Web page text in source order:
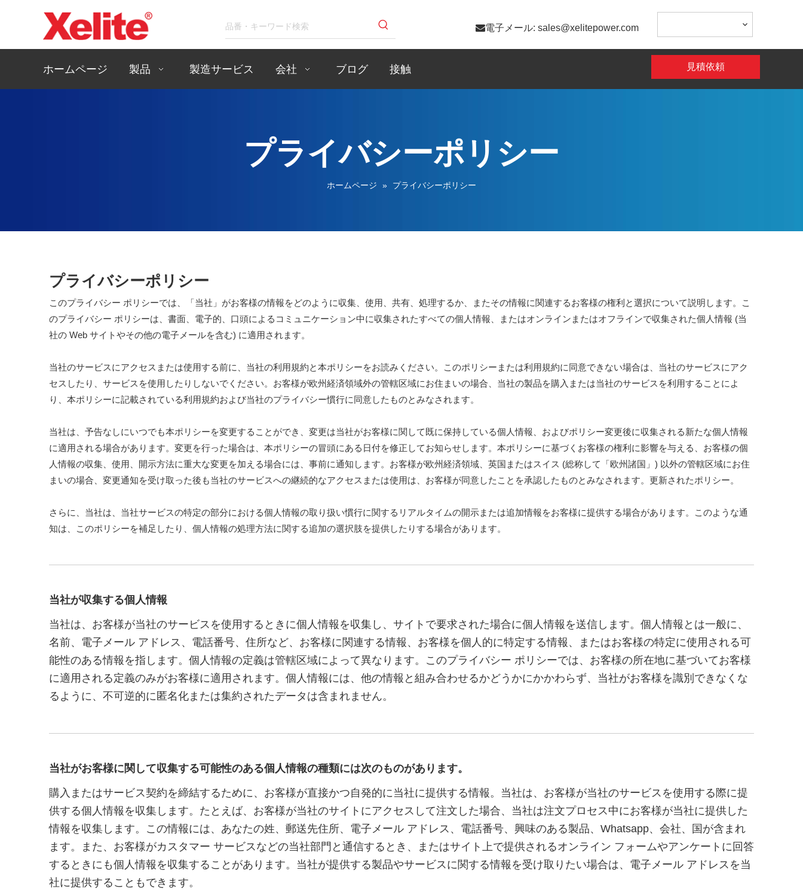
電子メール: sales@xelitepower.com
ホームページ 製品 製造サービス 会社 ブログ 接触 見積依頼
プライバシーポリシー
ホームページ » プライバシーポリシー
プライバシーポリシー
このプライバシー ポリシーでは、「当社」がお客様の情報をどのように収集、使用、共有、処理するか、またその情報に関連するお客様の権利と選択について説明します。こ
のプライバシー ポリシーは、書面、電子的、口頭によるコミュニケーション中に収集されたすべての個人情報、またはオンラインまたはオフラインで収集された個人情報 (当
社の Web サイトやその他の電子メールを含む) に適用されます。
当社のサービスにアクセスまたは使用する前に、当社の利用規約と本ポリシーをお読みください。このポリシーまたは利用規約に同意できない場合は、当社のサービスにアク
セスしたり、サービスを使用したりしないでください。お客様が欧州経済領域外の管轄区域にお住まいの場合、当社の製品を購入または当社のサービスを利用することによ
り、本ポリシーに記載されている利用規約および当社のプライバシー慣行に同意したものとみなされます。
当社は、予告なしにいつでも本ポリシーを変更することができ、変更は当社がお客様に関して既に保持している個人情報、およびポリシー変更後に収集される新たな個人情報
に適用される場合があります。変更を行った場合は、本ポリシーの冒頭にある日付を修正してお知らせします。本ポリシーに基づくお客様の権利に影響を与える、お客様の個
人情報の収集、使用、開示方法に重大な変更を加える場合には、事前に通知します。お客様が欧州経済領域、英国またはスイス (総称して「欧州諸国」) 以外の管轄区域にお住
まいの場合、変更通知を受け取った後も当社のサービスへの継続的なアクセスまたは使用は、お客様が同意したことを承認したものとみなされます。更新されたポリシー。
さらに、当社は、当社サービスの特定の部分における個人情報の取り扱い慣行に関するリアルタイムの開示または追加情報をお客様に提供する場合があります。このような通
知は、このポリシーを補足したり、個人情報の処理方法に関する追加の選択肢を提供したりする場合があります。
当社が収集する個人情報
当社は、お客様が当社のサービスを使用するときに個人情報を収集し、サイトで要求された場合に個人情報を送信します。個人情報とは一般に、
名前、電子メール アドレス、電話番号、住所など、お客様に関連する情報、お客様を個人的に特定する情報、またはお客様の特定に使用される可
能性のある情報を指します。個人情報の定義は管轄区域によって異なります。このプライバシー ポリシーでは、お客様の所在地に基づいてお客様
に適用される定義のみがお客様に適用されます。個人情報には、他の情報と組み合わせるかどうかにかかわらず、当社がお客様を識別できなくな
るように、不可逆的に匿名化または集約されたデータは含まれません。
当社がお客様に関して収集する可能性のある個人情報の種類には次のものがあります。
購入またはサービス契約を締結するために、お客様が直接かつ自発的に当社に提供する情報。当社は、お客様が当社のサービスを使用する際に提
供する個人情報を収集します。たとえば、お客様が当社のサイトにアクセスして注文した場合、当社は注文プロセス中にお客様が当社に提供した
情報を収集します。この情報には、あなたの姓、郵送先住所、電子メール アドレス、電話番号、興味のある製品、Whatsapp、会社、国が含まれ
ます。また、お客様がカスタマー サービスなどの当社部門と通信するとき、またはサイト上で提供されるオンライン フォームやアンケートに回答
するときにも個人情報を収集することがあります。当社が提供する製品やサービスに関する情報を受け取りたい場合は、電子メール アドレスを当
社に提供することもできます。